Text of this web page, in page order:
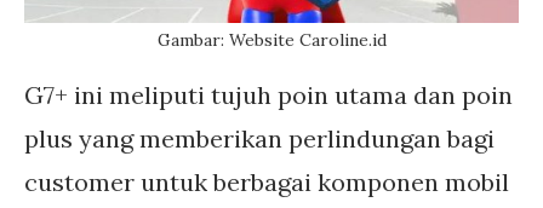
Gambar: Website Caroline.id
G7+ ini meliputi tujuh poin utama dan poin
plus yang memberikan perlindungan bagi
customer untuk berbagai komponen mobil